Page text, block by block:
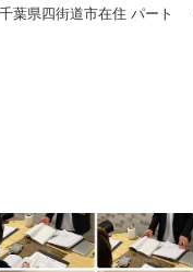
葉県四街道市在住 パート